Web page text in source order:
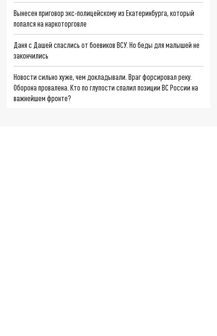
Вынесен приговор экс-полицейскому из Екатеринбурга, который
попался на наркоторговле
Даня с Дашей спаслись от боевиков ВСУ. Но беды для малышей не
закончились
Новости сильно хуже, чем докладывали. Враг форсировал реку.
Оборона провалена. Кто по глупости спалил позиции ВС России на
важнейшем фронте?